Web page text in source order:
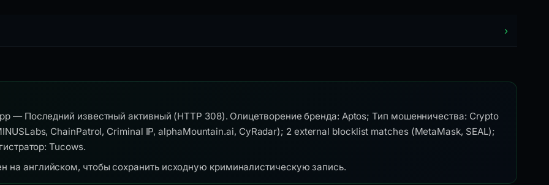
Последний известный активный (HTTP 308). Олицетворение бренда: Aptos; Тип мошенничества: Crypto
ChainPatrol, Criminal IP, alphaMountain.ai, CyRadar); 2 external blocklist matches (MetaMask, SEAL);
Tucows.
на английском, чтобы сохранить исходную криминалистическую запись.